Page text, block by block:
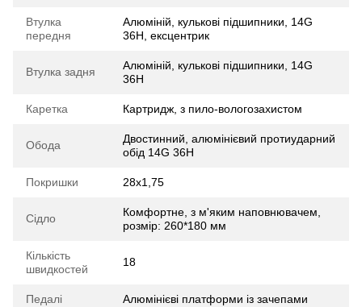
Втулка
передня
Алюміній, кулькові підшипники, 14G
36H, ексцентрик
Втулка задня
Алюміній, кулькові підшипники, 14G
36H
Каретка Картридж, з пило-вологозахистом
Обода
Двостинний, алюмінієвий протиударний
обід 14G 36H
Покришки 28x1,75
Сідло
Комфортне, з м'яким наповнювачем,
розмір: 260*180 мм
Кількість
швидкостей
18
Педалі Алюмінієві платформи із зачепами